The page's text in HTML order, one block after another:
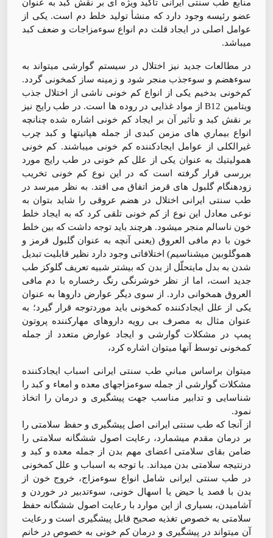
منابع طب سنتی ايرانی تأكيد ويژه ای بر نقش كبد به عنوان
عضو رئيسه وجود دارد كه منشأ توليد خلط دم است. يكی از
عوامل اصلی در ايجاد قلت دم انواع سوءمزاجات و ضعف كبد
ميباشد.
در مطالعات جديد نيز اختلال در سيستم گوارشی ميتواند به
سوءهضم و سوءجذب منجر شود و زمينه ساز كمخونی گردد.
کم‌خونی بدخیم يكی از انواع كم خونی ناشی از اختلال جذب
ويتامين B12 از مواد غذايی در روده ها است. در طب رايج نيز
بر نقش كبد و تأثير آن بر ايجاد كم خونی اشاره شده چنانچه
انواع بيماري های مزمن كبدی از جمله هپاتيتها و كبد چرب
غيرالكلی از عوامل ايجادكننده كم خونی ميباشند. كم خونی
هموليتيك به عنوان يكی از علل كم خونی در طب رايج مورد
بررسی قرار گرفته است كه در اين نوع كم خونی تخريب
زودهنگام گلبول های قرمز اتفاق می افتد. به نظر ميرسد در
طب سنتی ايرانی اختلال در هضم عروقی را شايد بتوان به
نوعی معادل اين نوع از كم خونی تلقی كرد كه به ايجاد خلط
خون ناسالم منجر ميشود. هرچند بايد توجه داشت كه بين خلط
خون با دم مافی العروق (يعنی آنچه به عنوان گلبول قرمز و
هموگلوبين ميشناسيم) اختلافاتی وجود دارد نظير قابليت تبديل
شدن به بدل مايتحلّل از بدن كه بيشتر شبيه تعريف گلوكز طب
جديد است، اما از نظر خوشرنگی رنگ رخساره با دم مافی
العروق همخوانی دارد. از سوی ديگر عوارض داروها به عنوان
يكی از علل ايجادكننده كمخونی بايد موردتوجه قرار گيرد؛ به
عنوان مثال به مصرف بی رويه داروهای مهاركننده پروتون
پمپ در مشكلات گوارشی و ايجاد عوارض متعدد از جمله
كمخونی توسط آنها ميتوان اشاره كرد،
ميتوان براساس مباني طب سنتی ايرانی اسباب ايجادكننده
مشكلات گوارشی از جمله سوءمزاجهای معده و امعاء و كبد را
شناسايی و تدابير مناسب جهت پيشگيری و درمان را اتخاذ
نمود.
از آنجا كه طب سنتی ايرانی اصل پيشگيری و حفظ سلامتی را
بر درمان مقدم ميشمارد، رعايت اصول ششگانه سلامتی را
ضامن بقای سلامتی اعضای مهم بدن از جمله معده و كبد و
درنتيجه سلامتی بدن ميداند. با توجه به اسباب و علل كمخونی
در طب سنتی ايرانی شامل انواع سوءمزاج، خروج خون از
بدن با فصد يا حيض يا اسهال خونی، سوءتدبير در خوردن و
آشاميدن، بسياری از اين موارد با رعايت اصول ششگانه حفظ
سلامتی به خصوص تغذيه صحيح قابل پيشگيری است و رعايت
آن ميتواند در پيشگيری و درمان كم خونی به خصوص در خانم